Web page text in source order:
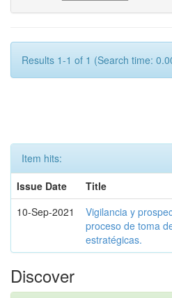
Results 1-1 of 1 (Search time:
Item hits:
Issue Date
Title
10-Sep-2021
Vigilancia y
proceso de toma
estratégicas.
Discover